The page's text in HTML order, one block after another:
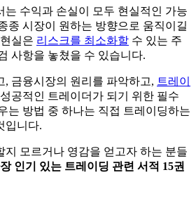
는 수익과 손실이 모두 현실적인 가능
종 시장이 원하는 방향으로 움직이길
실은 리스크를 최소화할 수 있는 주
사항을 놓쳤을 수 있습니다.
, 금융시장의 원리를 파악하고, 트레이
공적인 트레이더가 되기 위한 필수
는 방법 중 하나는 직접 트레이딩하는
입니다.
지 모르거나 영감을 얻고자 하는 분들
인기 있는 트레이딩 관련 서적 15권